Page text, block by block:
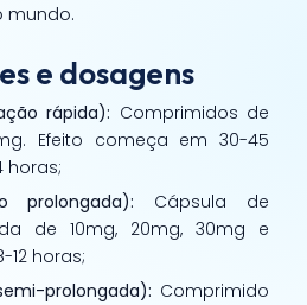
mundo.
e dosagens
rápida): Comprimidos de
Efeito começa em 30-45
horas;
prolongada): Cápsula de
de 10mg, 20mg, 30mg e
12 horas;
prolongada): Comprimido